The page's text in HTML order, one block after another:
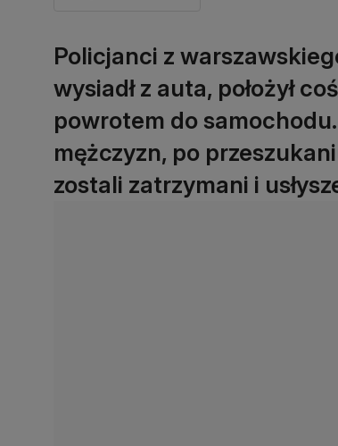
Policjanci z
wysiadł z auta, położył
powrotem do
mężczyzn, po
zostali zatrzymani i